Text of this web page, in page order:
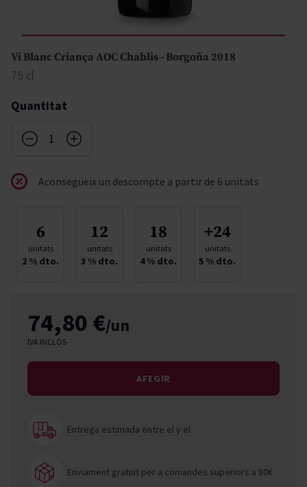
Vi Blanc Criança AOC Chablis - Borgoña 2018
75 cl
Quantitat
Aconsegueix un descompte a partir de 6 unitats
6
unitats
2 % dto.
12
unitats
3 % dto.
18
unitats
4% dto.
+24
unitats
5 % dto.
74,80 €/un
IVA INCLÒS
AFEGIR
Entrega estimada entre ely el
Enviament gratuït per a comandes superiors a 80€